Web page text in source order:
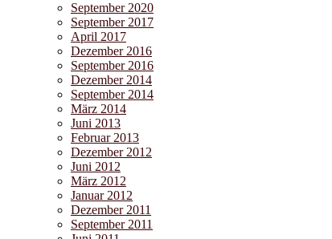
September 2020
September 2017
April 2017
Dezember 2016
September 2016
Dezember 2014
September 2014
März 2014
Juni 2013
Februar 2013
Dezember 2012
Juni 2012
März 2012
Januar 2012
Dezember 2011
September 2011